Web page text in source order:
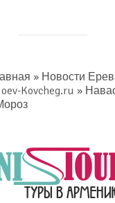
» Новости
Kovcheg.ru »